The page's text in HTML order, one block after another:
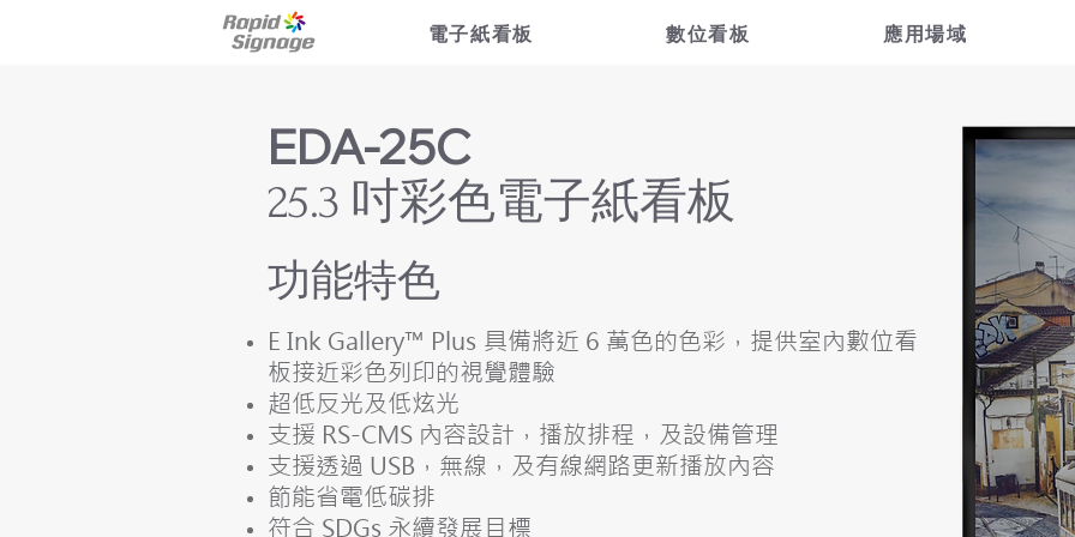
電子紙看板 數位看板 應用場域
EDA-25C
25.3 吋彩色電子紙看板
功能特色
E Ink Gallery™ Plus 具備將近 6 萬色的色彩，提供室內數位看
板接近彩色列印的視覺體驗
超低反光及低炫光
支援 RS-CMS 內容設計，播放排程，及設備管理
支援透過 USB，無線，及有線網路更新播放內容
節能省電低碳排
​符合 SDGs 永續發展目標